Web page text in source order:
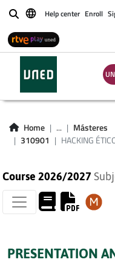
BuscarHelp center Enroll
Home ...
Másteres
310901
HACKING
Course 2026/2027
PRESENTATION